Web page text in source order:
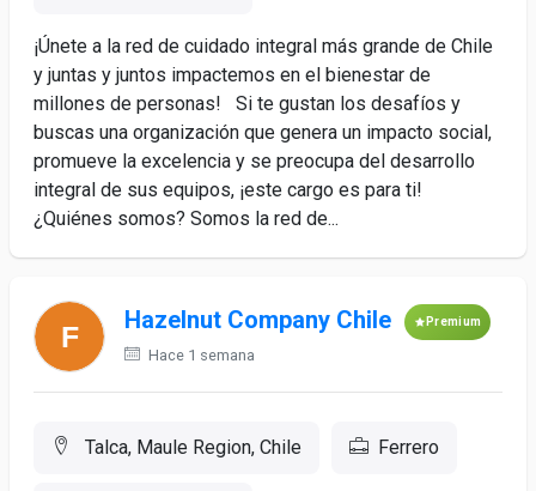
¡Únete a la red de cuidado integral más grande de Chile
y juntas y juntos impactemos en el bienestar de
millones de personas! Si te gustan los desafíos y
buscas una organización que genera un impacto social,
promueve la excelencia y se preocupa del desarrollo
integral de sus equipos, ¡este cargo es para ti!
¿Quiénes somos? Somos la red de...
Hazelnut Company Chile Premium
Hace 1 semana
Talca, Maule Region, Chile Ferrero